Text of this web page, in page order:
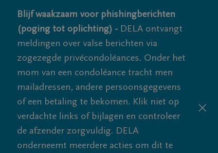
Blijf waakzaam voor phishingberichten
(poging tot oplichting) - DELA ontvangt
meldingen over valse berichten via
zogezegde privécondoléances. Onder het
mom van een condoléance tracht men
mailadressen, andere persoonsgegevens
of een betaling te bekomen. Klik niet op
verdachte links of bijlagen en controleer
de afzender zorgvuldig. DELA
onderneemt meerdere acties om dit te